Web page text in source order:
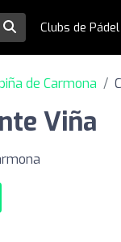
Clubs de
de Carmona
Viña